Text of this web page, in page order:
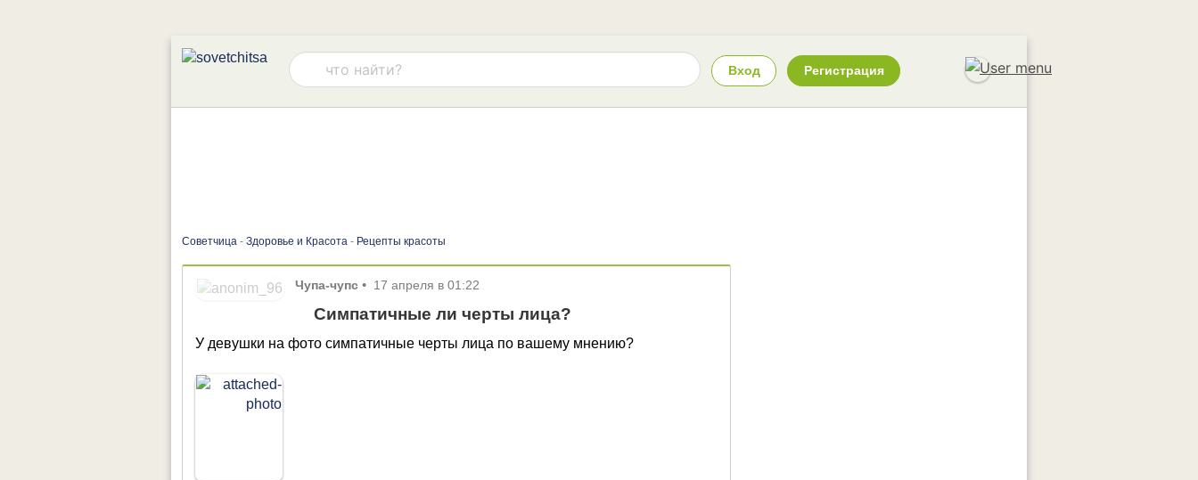
Вход Регистрация
Советчица - Здоровье и Красота - Рецепты красоты
Чупа-чупс • 17 апреля в 01:22
Симпатичные ли черты лица?
У девушки на фото симпатичные черты лица по вашему мнению?